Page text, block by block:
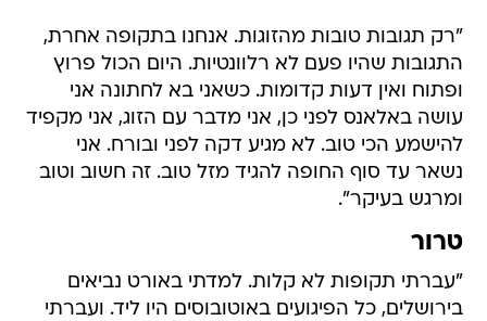
"רק תגובות טובות מהזוגות. אנחנו בתקופה אחרת,
התגובות שהיו פעם לא רלוונטיות. היום הכול פרוץ
ופתוח ואין דעות קדומות. כשאני בא לחתונה אני
עושה באלאנס לפני כן, אני מדבר עם הזוג, אני מקפיד
להישמע הכי טוב. לא מגיע דקה לפני ובורח. אני
נשאר עד סוף החופה להגיד מזל טוב. זה חשוב וטוב
ומרגש בעיקר".
טרור
"עברתי תקופות לא קלות. למדתי באורט נביאים
בירושלים, כל הפיגועים באוטובוסים היו ליד. ועברתי